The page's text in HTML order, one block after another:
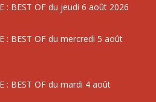
: BEST OF du jeudi 6 août 2026
: BEST OF du mercredi 5 août
: BEST OF du mardi 4 août